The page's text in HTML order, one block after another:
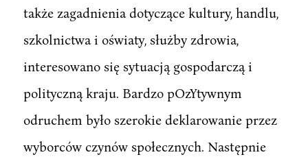
także zagadnienia dotyczące kultury, handlu,
szkolnictwa i oświaty, służby zdrowia,
interesowano się sytuacją gospodarczą i
polityczną kraju. Bardzo pOzYtywnym
odruchem było szerokie deklarowanie przez
wyborców czynów społecznych. Następnie